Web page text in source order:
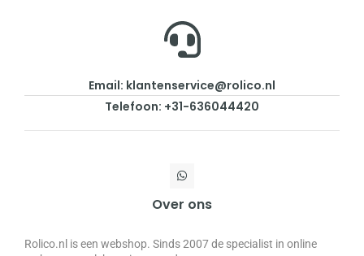
Email: klantenservice@rolico.nl
Telefoon: +31-636044420
Over ons
Rolico.nl is een webshop. Sinds 2007 de specialist in online